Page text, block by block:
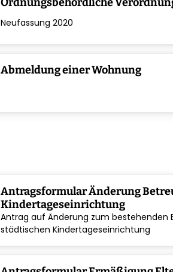
Neufassung 2020
Abmeldung einer Wohnung
Antragsformular Änderung
Kindertageseinrichtung
Antrag auf Änderung zum bestehenden
städtischen Kindertageseinrichtung